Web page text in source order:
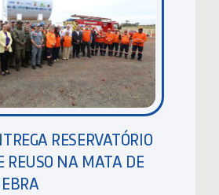
RESERVATÓRIO
REUSO NA MATA DE